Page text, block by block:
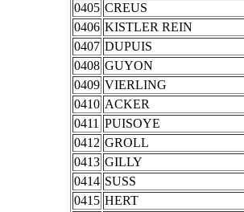
0405 CREUS
0406 KISTLER REIN
0407 DUPUIS
0408 GUYON
0409 VIERLING
0410 ACKER
0411 PUISOYE
0412 GROLL
0413 GILLY
0414 SUSS
0415 HERT